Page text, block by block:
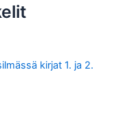
kirjat 1. ja 2.